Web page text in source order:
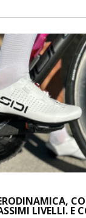
LIVELLI. E